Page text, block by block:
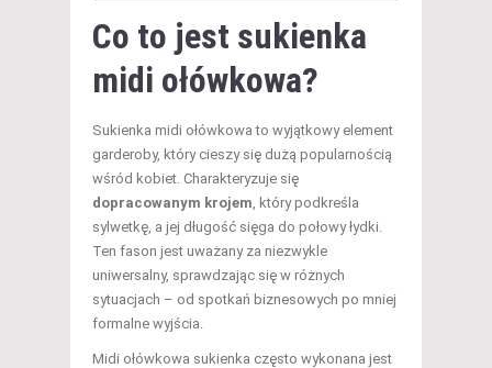
Co to jest sukienka
midi ołówkowa?
Sukienka midi ołówkowa to wyjątkowy element
garderoby, który cieszy się dużą popularnością
wśród kobiet. Charakteryzuje się
dopracowanym krojem , który podkreśla
sylwetkę, a jej długość sięga do połowy łydki.
Ten fason jest uważany za niezwykle
uniwersalny, sprawdzając się w różnych
sytuacjach – od spotkań biznesowych po mniej
formalne wyjścia.
Midi ołówkowa sukienka często wykonana jest